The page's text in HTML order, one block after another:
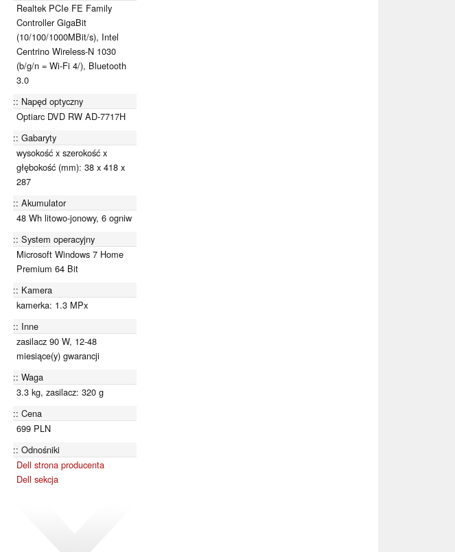
Realtek PCIe FE Family
Controller GigaBit
(10/100/1000MBit/s), Intel
Centrino Wireless-N 1030
(b/g/n = Wi-Fi 4/), Bluetooth
3.0
Napęd optyczny
Optiarc DVD RW AD-7717H
Gabaryty
wysokość x szerokość x
głębokość (mm): 38 x 418 x
287
Akumulator
48 Wh litowo-jonowy, 6 ogniw
System operacyjny
Microsoft Windows 7 Home
Premium 64 Bit
Kamera
kamerka: 1.3 MPx
Inne
zasilacz 90 W, 12-48
miesiące(y) gwarancji
Waga
3.3 kg, zasilacz: 320 g
Cena
699 PLN
Odnośniki
Dell strona producenta
Dell sekcja